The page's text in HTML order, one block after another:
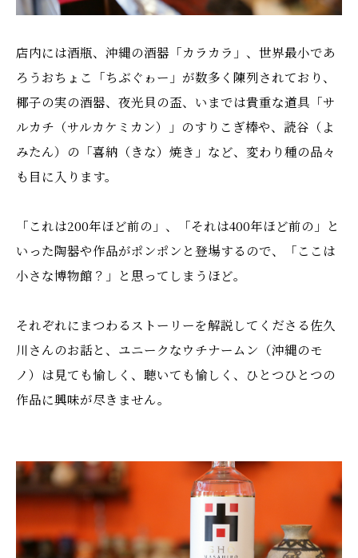
店内には酒瓶、沖縄の酒器「カラカラ」、世界最小であ
ろうおちょこ「ちぶぐゎー」が数多く陳列されており、
椰子の実の酒器、夜光貝の盃、いまでは貴重な道具「サ
ルカチ（サルカケミカン）」のすりこぎ棒や、読谷（よ
みたん）の「喜納（きな）焼き」など、変わり種の品々
も目に入ります。
「これは200年ほど前の」、「それは400年ほど前の」と
いった陶器や作品がポンポンと登場するので、「ここは
小さな博物館？」と思ってしまうほど。
それぞれにまつわるストーリーを解説してくださる佐久
川さんのお話と、ユニークなウチナームン（沖縄のモ
ノ）は見ても愉しく、聴いても愉しく、ひとつひとつの
作品に興味が尽きません。